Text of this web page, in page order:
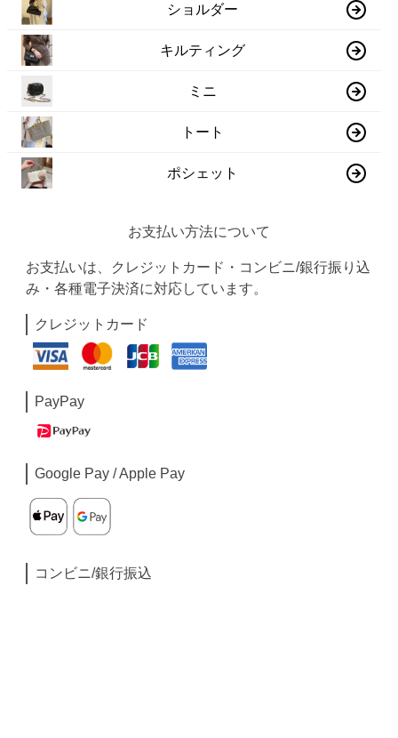
ショルダー
キルティング
ミニ
トート
ポシェット
お支払い方法について
お支払いは、クレジットカード・コンビニ/銀行振り込
み・各種電子決済に対応しています。
クレジットカード
PayPay
Google Pay / Apple Pay
コンビニ/銀行振込